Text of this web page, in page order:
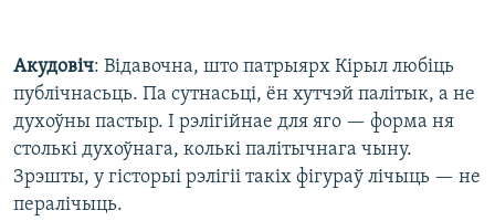
Акудовіч: Відавочна, што патрыярх Кірыл любіць
публічнасьць. Па сутнасьці, ён хутчэй палітык, а не
духоўны пастыр. І рэлігійнае для яго — форма ня
столькі духоўнага, колькі палітычнага чыну.
Зрэшты, у гісторыі рэлігіі такіх фігураў лічыць — не
пералічыць.